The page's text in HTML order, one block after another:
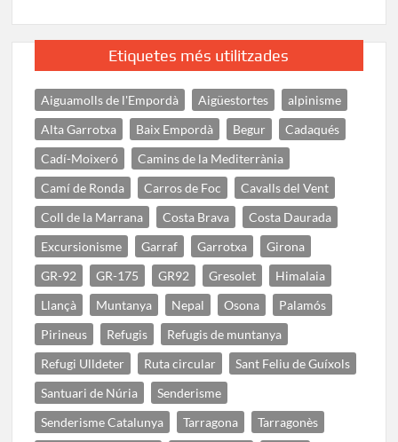
Etiquetes més utilitzades
Aiguamolls de l'Empordà Aigüestortes
alpinisme
Alta Garrotxa
Baix Empordà Begur
Cadaqués
Cadí-Moixeró
Camins de la Mediterrània
Camí de Ronda
Carros de Foc
Cavalls del Vent
Coll de la Marrana
Costa Brava
Costa Daurada
Excursionisme
Garraf Garrotxa
Girona
GR-92
GR-175 GR92 Gresolet
Himalaia
Llançà
Muntanya Nepal Osona
Palamós
Pirineus
Refugis
Refugis de muntanya
Refugi Ulldeter
Ruta circular
Sant Feliu de Guíxols
Santuari de Núria
Senderisme
Senderisme Catalunya
Tarragona
Tarragonès